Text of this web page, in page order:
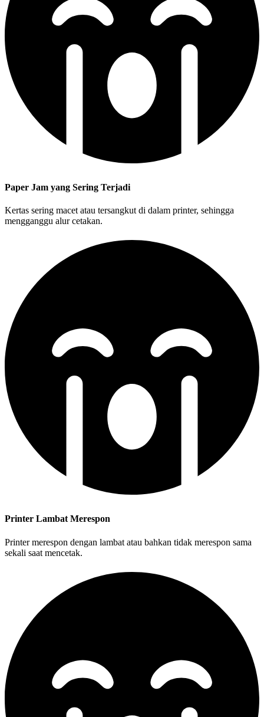
Paper Jam yang Sering Terjadi
Kertas sering macet atau tersangkut di dalam printer, sehingga
mengganggu alur cetakan.
Printer Lambat Merespon
Printer merespon dengan lambat atau bahkan tidak merespon sama
sekali saat mencetak.